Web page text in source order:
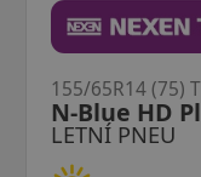
LETNÍ PNEU
T-Trac 2
155/65R14 (75) T